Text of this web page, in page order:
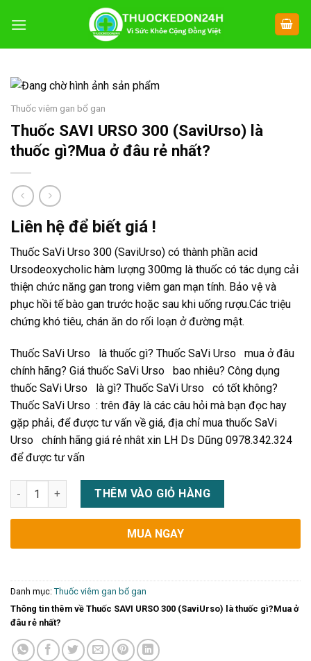
đến
Thuốc viêm gan bổ gan
Thuốc SAVI URSO 300 (SaviUrso) là
thuốc gì?Mua ở đâu rẻ nhất?
Liên hệ để biết giá !
Thuốc SaVi Urso 300 (SaviUrso) có thành phần acid
Ursodeoxycholic hàm lượng 300mg là thuốc có tác dụng cải
thiện chức năng gan trong viêm gan mạn tính. Bảo vệ và
phục hồi tế bào gan trước hoặc sau khi uống rượu.Các triệu
chứng khó tiêu, chán ăn do rối loạn ở đường mật.
Thuốc SaVi Urso là thuốc gì? Thuốc SaVi Urso mua ở đâu
chính hãng? Giá thuốc SaVi Urso bao nhiêu? Công dụng
thuốc SaVi Urso là gì? Thuốc SaVi Urso có tốt không?
Thuốc SaVi Urso : trên đây là các câu hỏi mà bạn đọc hay
gặp phải, để được tư vấn về giá, địa chỉ mua thuốc SaVi
Urso chính hãng giá rẻ nhât xin LH Ds Dũng 0978.342.324
để được tư vấn
Thuốc SAVI URSO 300 (SaviUrso) là thuốc gì?Mua ở đâu rẻ
THÊM VÀO GIỎ HÀNG
MUA NGAY
Danh mục: Thuốc viêm gan bổ gan
Thông tin thêm về Thuốc SAVI URSO 300 (SaviUrso) là thuốc gì?Mua ở
đâu rẻ nhất?